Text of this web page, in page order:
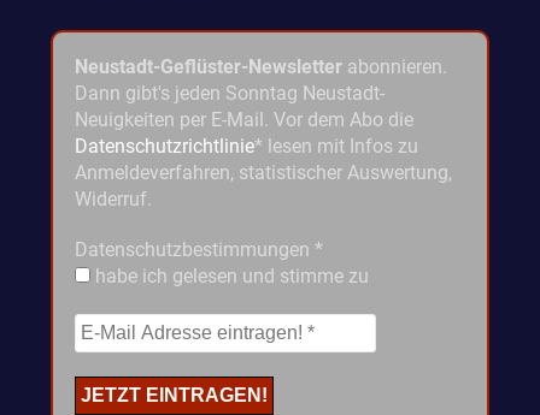
Neustadt-Geflüster-Newsletter abonnieren.
Dann gibt's jeden Sonntag Neustadt-
Neuigkeiten per E-Mail. Vor dem Abo die
Datenschutzrichtlinie* lesen mit Infos zu
Anmeldeverfahren, statistischer Auswertung,
Widerruf.
Datenschutzbestimmungen *
habe ich gelesen und stimme zu